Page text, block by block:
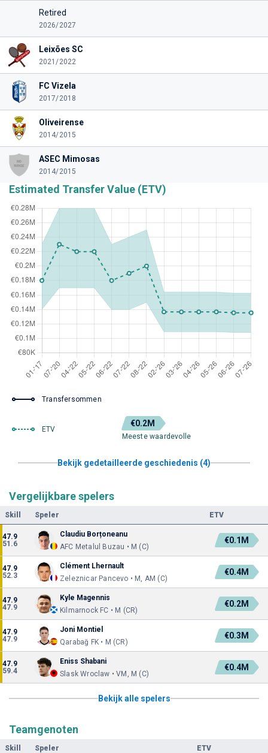
Retired
2026/2027
Leixões SC
2021/2022
FC Vizela
2017/2018
Oliveirense
2014/2015
ASEC Mimosas
2014/2015
Estimated Transfer Value (ETV)
Transfersommen
ETV
€0.2M
Meeste waardevolle
Bekijk gedetailleerde geschiedenis (4)
Vergelijkbare spelers
Skill Speler ETV
47.9
51.6
Claudiu Borțoneanu
AFC Metalul Buzau • M (C)
€0.1M
47.9
52.3
Clément Lhernault
Zeleznicar Pancevo • M, AM (C)
€0.4M
47.9
47.9
Kyle Magennis
Kilmarnock FC • M (CR)
€0.2M
47.9
47.9
Joni Montiel
Qarabağ FK • M (CR)
€0.3M
47.9
59.4
Eniss Shabani
Slask Wroclaw • VM, M (C)
€0.4M
Bekijk alle spelers
Teamgenoten
Skill Speler ETV